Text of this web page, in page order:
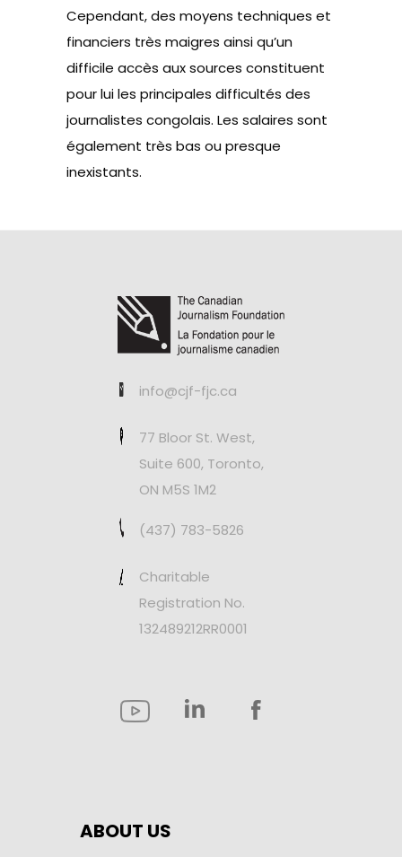
Cependant, des moyens techniques et
financiers très maigres ainsi qu’un
difficile accès aux sources constituent
pour lui les principales difficultés des
journalistes congolais. Les salaires sont
également très bas ou presque
inexistants.
info@cjf-fjc.ca
77 Bloor St. West,
Suite 600, Toronto,
ON M5S 1M2
(437) 783-5826
Charitable
Registration No.
132489212RR0001
ABOUT US